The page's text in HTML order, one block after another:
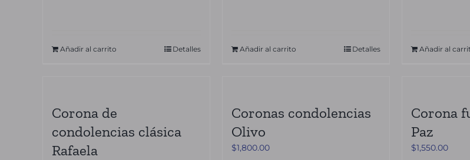
Añadir al carrito Detalles Añadir al carrito Detalles Añadir al
Corona de
condolencias clásica
Rafaela
Coronas condolencias
Olivo
$1,800.00
Corona
Paz
$1,550.00